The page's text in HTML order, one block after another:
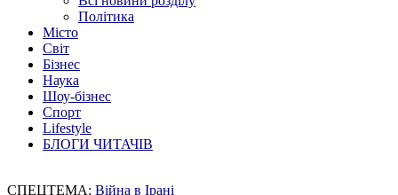
Політика
Місто
Світ
Бізнес
Наука
Шоу-бізнес
Спорт
Lifestyle
БЛОГИ ЧИТАЧІВ
СПЕЦТЕМА: Війна в Ірані